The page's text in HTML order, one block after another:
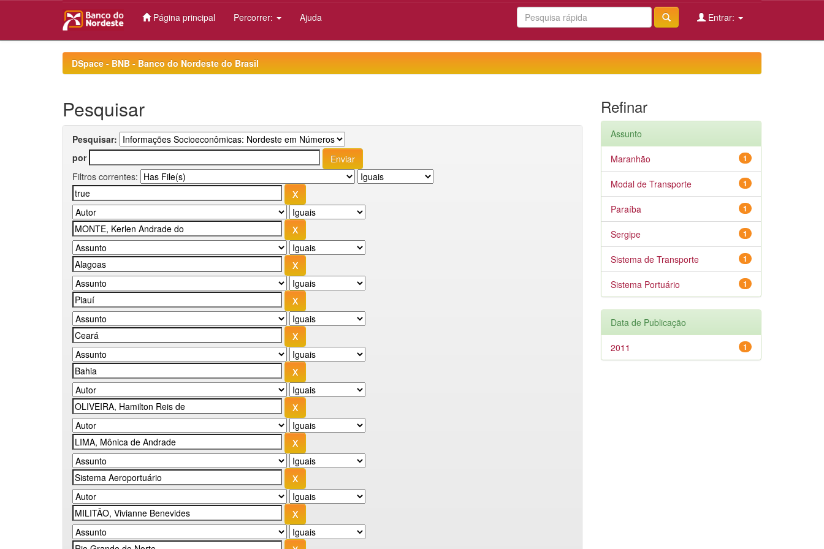
Página principal Percorrer: Ajuda Entrar:
DSpace - BNB - Banco do Nordeste do Brasil
Pesquisar
Pesquisar:
por
Filtros correntes:
Refinar
Assunto
1
Maranhão
1
Modal de Transporte
1
Paraíba
1
Sergipe
1
Sistema de Transporte
1
Sistema Portuário
Data de Publicação
1
2011